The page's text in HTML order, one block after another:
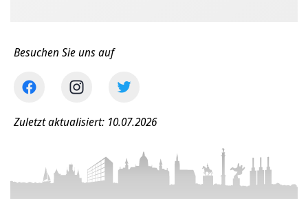
Besuchen Sie uns auf
Zuletzt aktualisiert: 10.07.2026